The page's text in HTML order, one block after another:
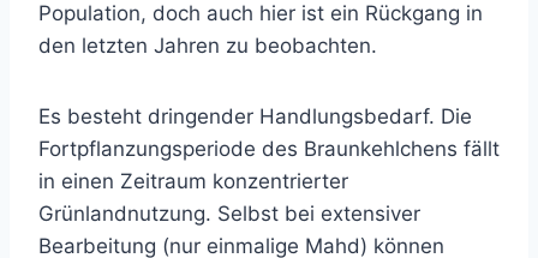
Population, doch auch hier ist ein Rückgang in
den letzten Jahren zu beobachten.
Es besteht dringender Handlungsbedarf. Die
Fortpflanzungsperiode des Braunkehlchens fällt
in einen Zeitraum konzentrierter
Grünlandnutzung. Selbst bei extensiver
Bearbeitung (nur einmalige Mahd) können